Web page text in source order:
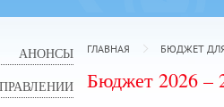
ГЛАВНАЯ БЮДЖЕТ
Бюджет 2026 –
АНОНСЫ